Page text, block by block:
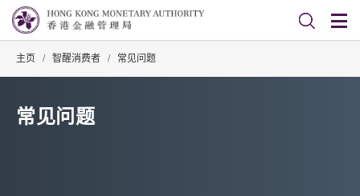
主页 / 智醒消费者 / 常见问题
常见问题